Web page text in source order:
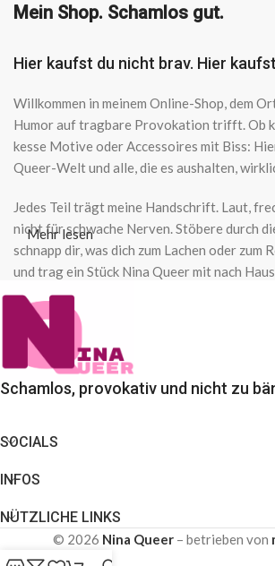
Mein Shop. Schamlos gut.
Hier kaufst du nicht brav. Hier
Willkommen in meinem Online-Shop, dem
Humor auf tragbare Provokation trifft. Ob
kesse Motive oder Accessoires mit Biss:
Queer-Welt und alle, die es aushalten,
Jedes Teil trägt meine Handschrift. Laut,
nicht für schwache Nerven. Stöbere durch
schnapp dir, was dich zum Lachen oder zum
und trag ein Stück Nina Queer mit nach
Mehr lesen
Schamlos, provokativ und nicht zu
SOCIALS
INFOS
NÜTZLICHE LINKS
© 2026 Nina Queer– betrieben von